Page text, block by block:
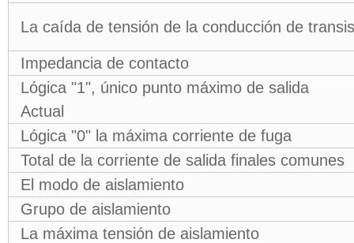
La caída de tensión de la conducción de
Impedancia de contacto
Lógica "1", único punto máximo de salida
Actual
Lógica "0" la máxima corriente de fuga
Total de la corriente de salida finales comunes
El modo de aislamiento
Grupo de aislamiento
La máxima tensión de aislamiento